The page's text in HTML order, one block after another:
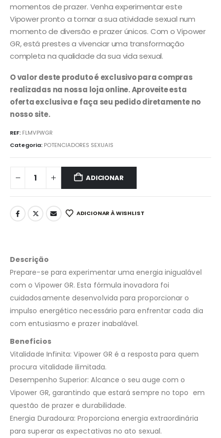
momentos de prazer. Venha experimentar este
Vipower pronto a tornar a sua atividade sexual num
momento de diversão e prazer únicos. Com o Vipower
GR, está prestes a vivenciar uma transformação
completa na qualidade da sua vida sexual.
O valor deste produto é exclusivo para compras
realizadas na nossa loja online. Aproveite esta
oferta exclusiva e faça seu pedido diretamente no
nosso site.
REF: FLMVPWGR
Categoria: POTENCIADORES SEXUAIS
ADICIONAR
ADICIONAR À WISHLIST
Descrição
Prepare-se para experimentar uma energia inigualável
com o Vipower GR. Esta fórmula inovadora foi
cuidadosamente desenvolvida para proporcionar o
impulso energético necessário para enfrentar cada dia
com entusiasmo e prazer inabalável.
Benefícios
Vitalidade Infinita: Vipower GR é a resposta para quem
procura vitalidade ilimitada.
Desempenho Superior: Alcance o seu auge com o
Vipower GR, garantindo que estará sempre no topo em
questão de prazer e durabilidade.
Energia Duradoura: Proporciona energia extraordinária
para superar as expectativas no ato sexual.